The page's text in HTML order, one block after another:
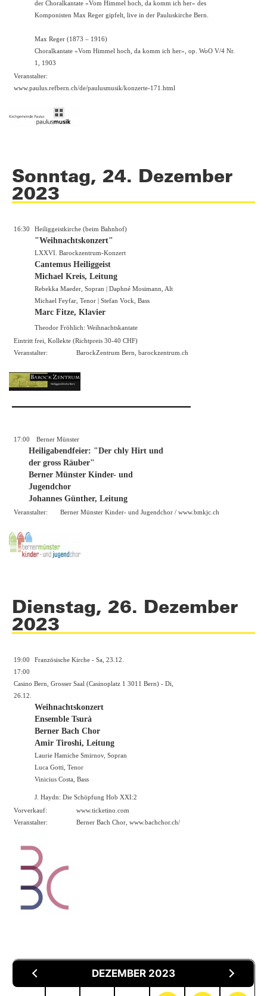
der Choralkantate «Vom Himmel hoch, da komm ich her» des
Komponisten Max Reger gipfelt, live in der Pauluskirche Bern.
Max Reger (1873 – 1916)
Choralkantate «Vom Himmel hoch, da komm ich her», op. WoO V/4 Nr.
1, 1903
Veranstalter:
www.paulus.refbern.ch/de/paulusmusik/konzerte-171.html
Sonntag, 24. Dezember
2023
16:30 Heiliggeistkirche (beim Bahnhof)
"Weihnachtskonzert"
LXXVI. Barockzentrum-Konzert
Cantemus Heiliggeist
Michael Kreis, Leitung
Rebekka Maeder, Sopran | Daphné Mosimann, Alt
Michael Feyfar, Tenor | Stefan Vock, Bass
Marc Fitze, Klavier
Theodor Fröhlich: Weihnachtskantate
Eintritt frei, Kollekte (Richtpreis 30-40 CHF)
Veranstalter:
BarockZentrum Bern, barockzentrum.ch
17:00 Berner Münster
Heiligabendfeier: "Der chly Hirt und
der gross Räuber"
Berner Münster Kinder- und
Jugendchor
Johannes Günther, Leitung
Veranstalter: Berner Münster Kinder- und Jugendchor / www.bmkjc.ch
Dienstag, 26. Dezember
2023
19:00
Französische Kirche - Sa, 23.12.
17:00
Casino Bern, Grosser Saal (Casinoplatz 1 3011 Bern) - Di,
26.12.
Weihnachtskonzert
Ensemble Tsurà
Berner Bach Chor
Amir Tiroshi, Leitung
Laurie Hamiche Smirnov, Sopran
Luca Gotti, Tenor
Vinicius Costa, Bass
J. Haydn: Die Schöpfung Hob XXI:2
Vorverkauf:
www.ticketino.com
Veranstalter:
Berner Bach Chor, www.bachchor.ch/
DEZEMBER 2023